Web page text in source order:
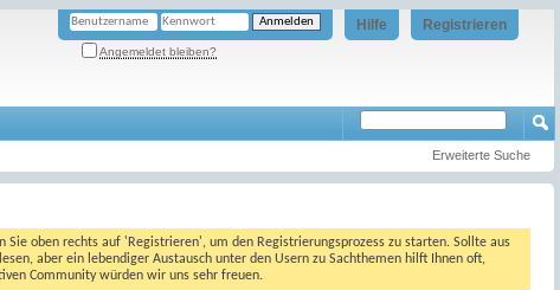
Registrieren
Hilfe
Angemeldet bleiben?
Erweiterte Suche
oben rechts auf 'Registrieren', um den Registrierungsprozess zu starten. Sollte aus
aber ein lebendiger Austausch unter den Usern zu Sachthemen hilft Ihnen oft,
Community würden wir uns sehr freuen.